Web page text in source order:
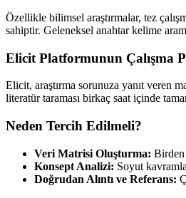
Özellikle bilimsel araştırmalar, tez
sahiptir. Geleneksel anahtar kelime
Elicit Platformunun Çalışma
Elicit, araştırma sorunuza yanıt veren
literatür taraması birkaç saat içinde
Neden Tercih Edilmeli?
Veri Matrisi Oluşturma: Birden
Konsept Analizi: Soyut
Doğrudan Alıntı ve Referans: